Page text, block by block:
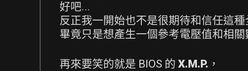
好吧...
反正我一開始也不是很期待和信任這種
畢竟只是想產生一個參考電壓值和相關
再來要笑的就是 BIOS 的 X.M.P. ，